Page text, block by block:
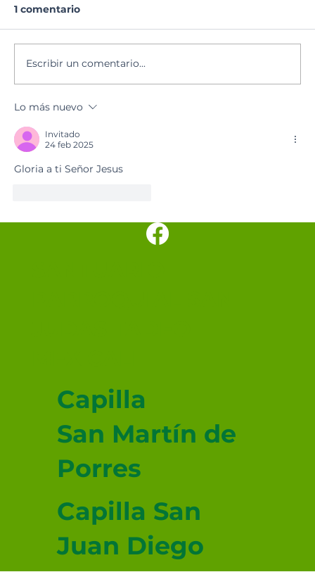
1 comentario
Escribir un comentario...
Lo más nuevo
Invitado
24 feb 2025
Gloria a ti Señor Jesus
Capilla
San Martín de
Porres
Capilla San
Juan Diego